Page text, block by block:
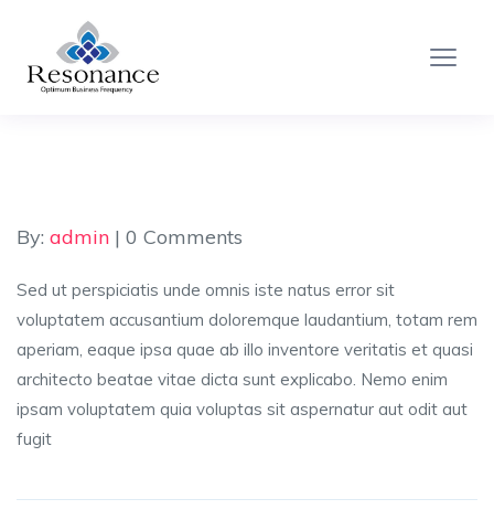
By: admin | 0 Comments
Sed ut perspiciatis unde omnis iste natus error sit
voluptatem accusantium doloremque laudantium, totam rem
aperiam, eaque ipsa quae ab illo inventore veritatis et quasi
architecto beatae vitae dicta sunt explicabo. Nemo enim
ipsam voluptatem quia voluptas sit aspernatur aut odit aut
fugit